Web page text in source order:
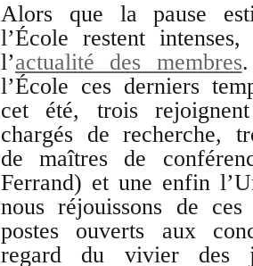
Alors que la pause
l’École restent
l’actualité des membres
l’École ces derniers
cet été, trois
chargés de recherche,
de maîtres de
Ferrand) et une enfin
nous réjouissons de
postes ouverts aux
regard du vivier des